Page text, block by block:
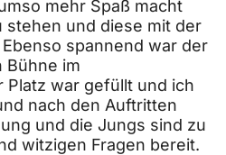
mehr Spaß macht
stehen und diese mit der
spannend war der
Bühne im
Platz war gefüllt und ich
nach den Auftritten
und die Jungs sind zu
witzigen Fragen bereit.